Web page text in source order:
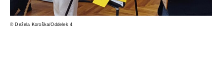
© Deže­la Koroška/Oddelek 4